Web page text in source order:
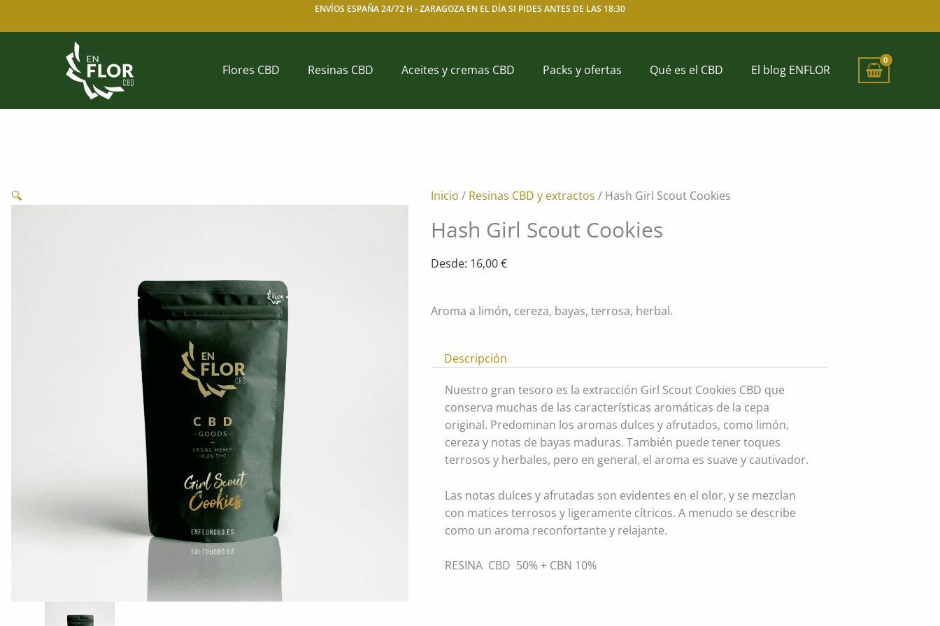
ENVÍOS ESPAÑA 24/72 H -ZARAGOZA EN EL DÍA SI PIDES ANTES DE LAS 18:30
Flores CBD Resinas CBD Aceites y cremas CBD Packs y ofertas Qué es el CBD El blog ENFLOR
🔍 Inicio / Resinas CBD y extractos / Hash Girl Scout Cookies
Hash Girl Scout Cookies
Desde: 16,00€
Aroma a limón, cereza, bayas, terrosa, herbal.
Descripción
Nuestro gran tesoro es la extracción Girl Scout Cookies CBD que
conserva muchas de las características aromáticas de la cepa
original. Predominan los aromas dulces y afrutados, como limón,
cereza y notas de bayas maduras. También puede tener toques
terrosos y herbales, pero en general, el aroma es suave y cautivador.
Las notas dulces y afrutadas son evidentes en el olor, y se mezclan
con matices terrosos y ligeramente cítricos. A menudo se describe
como un aroma reconfortante y relajante.
RESINA CBD 50% + CBN 10%